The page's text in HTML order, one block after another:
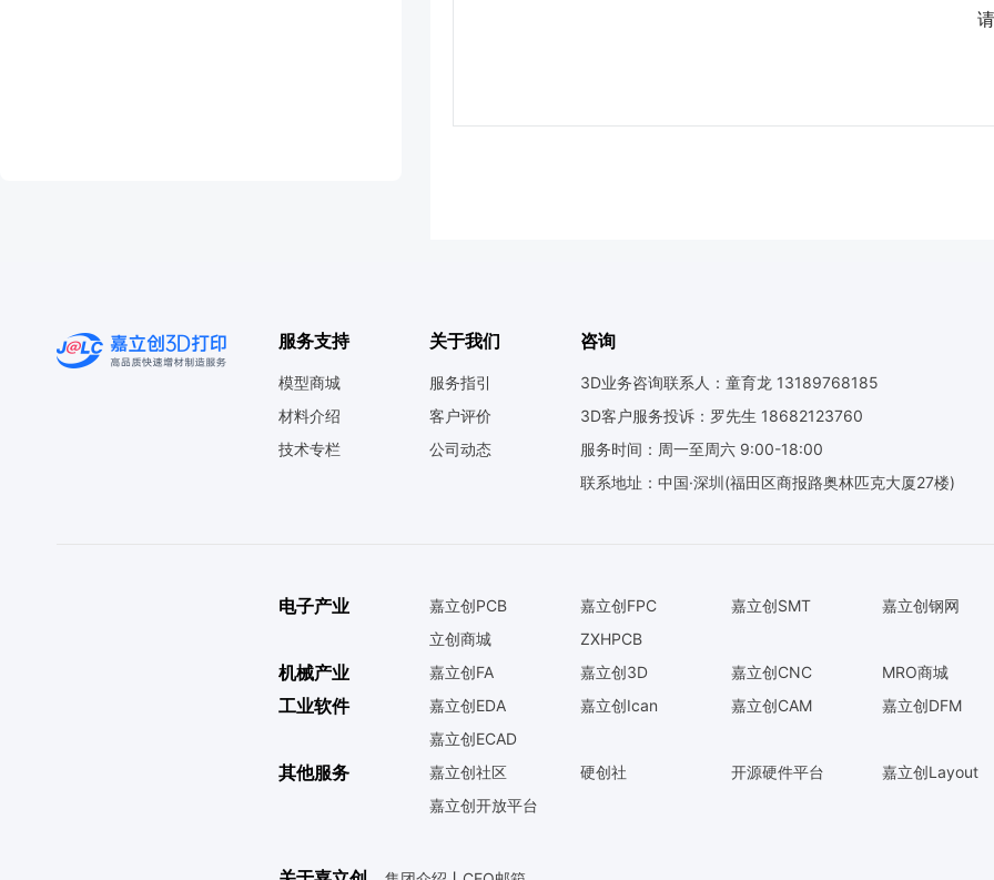
服务支持
模型商城
材料介绍
技术专栏
关于我们
服务指引
客户评价
公司动态
咨询
3D业务咨询联系人：童育龙 13189768185
3D客户服务投诉：罗先生 18682123760
服务时间：周一至周六 9:00-18:00
联系地址：中国·深圳(福田区商报路奥林匹克大厦27楼)
电子产业 嘉立创PCB 嘉立创FPC 嘉立创SMT
嘉立创钢网
立创商城
ZXHPCB
机械产业 嘉立创FA 嘉立创3D 嘉立创CNC MRO商城
工业软件 嘉立创EDA 嘉立创Ican 嘉立创CAM
嘉立创DFM
嘉立创ECAD
其他服务 嘉立创社区 硬创社 开源硬件平台
嘉立创Layout
嘉立创开放平台